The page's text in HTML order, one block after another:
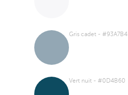
Gris cadet - #93A7B4
Vert nuit - #0D4B60